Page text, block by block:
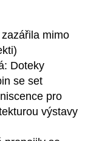
mimo
Doteky
se set
pro
výstavy